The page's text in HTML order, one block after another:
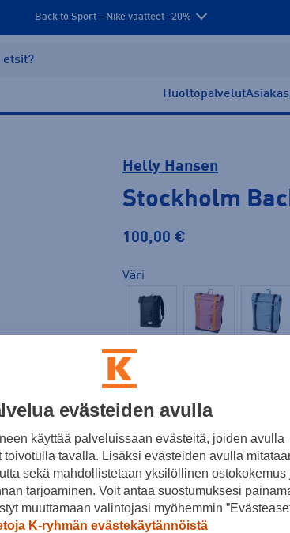
Back to Sport - Nike vaatteet -20%
Huoltopalvelut
Helly Hansen
Stockholm
100,00 €
Väri
Vihreä
Koko
ONES
evästeiden avulla
käyttää palveluissaan evästeitä, joiden avulla
toivotulla tavalla. Lisäksi evästeiden avulla
sekä mahdollistetaan yksilöllinen ostokokemus
tarjoaminen. Voit antaa suostumuksesi
muuttamaan valintojasi myöhemmin
K-ryhmän evästekäytännöistä